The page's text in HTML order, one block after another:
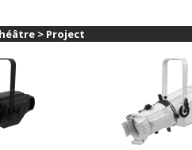
> Projecteurs